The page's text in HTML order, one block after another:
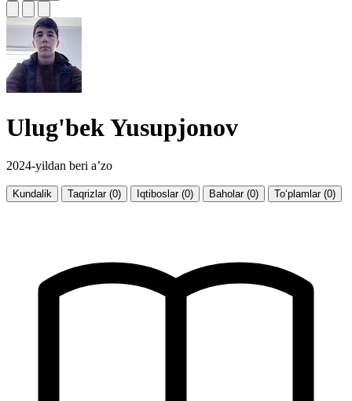
Ulug'bek Yusupjonov
2024-yildan beri a’zo
Kundalik Taqrizlar (0) Iqtiboslar (0) Baholar (0) To‘plamlar (0)